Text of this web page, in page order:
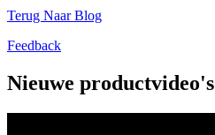
Terug Naar Blog
Feedback
Nieuwe productvideo's